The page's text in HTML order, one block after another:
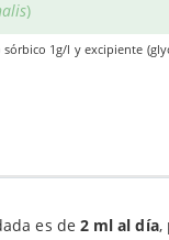
)
1g/l y excipiente
es de 2 ml al día,